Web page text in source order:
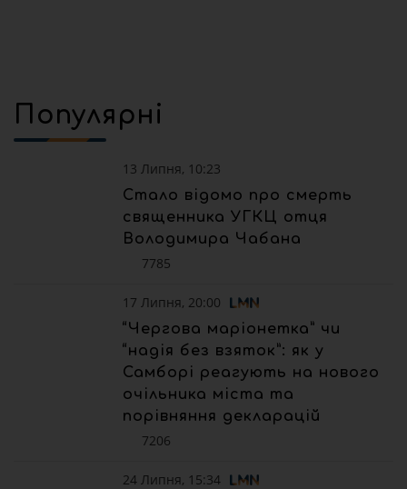
Популярні
13 Липня, 10:23
Стало відомо про смерть
священника УГКЦ отця
Володимира Чабана
7785
17 Липня, 20:00
“Чергова маріонетка” чи
“надія без взяток”: як у
Самборі реагують на нового
очільника міста та
порівняння декларацій
7206
24 Липня, 15:34